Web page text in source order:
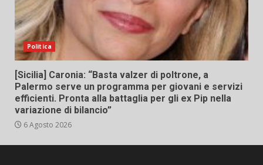
Politica
[Sicilia] Caronia: “Basta valzer di poltrone, a
Palermo serve un programma per giovani e servizi
efficienti. Pronta alla battaglia per gli ex Pip nella
variazione di bilancio”
6 Agosto 2026